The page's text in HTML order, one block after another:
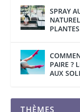
SPRAY
PLANTES
PAIRE ?
AUX
THÈMES